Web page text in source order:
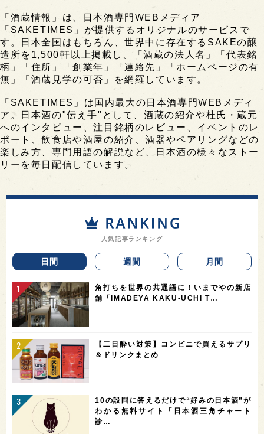
「酒蔵情報」は、日本酒専門WEBメディア
「SAKETIMES」が提供するオリジナルのサービスで
す。日本全国はもちろん、世界中に存在するSAKEの醸
造所を1,500軒以上掲載し、「酒蔵の法人名」「代表銘
柄」「住所」「創業年」「連絡先」「ホームページの有
無」「酒蔵見学の可否」を網羅しています。
「SAKETIMES」は国内最大の日本酒専門WEBメディ
ア。日本酒の"伝え手"として、酒蔵の紹介や杜氏・蔵元
へのインタビュー、注目銘柄のレビュー、イベントのレ
ポート、飲食店や酒屋の紹介、酒器やペアリングなどの
楽しみ方、専門用語の解説など、日本酒の様々なストー
リーを毎日配信しています。
人気記事ランキング
日間 週間 月間
角打ちを世界の共通語に！いまでやの新店
舗「IMADEYA KAKU-UCHI T…
【二日酔い対策】コンビニで買えるサプリ
＆ドリンクまとめ
10の設問に答えるだけで“好みの日本酒”が
わかる無料サイト「日本酒三角チャート
診…